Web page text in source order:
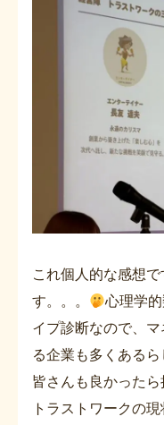
これ個人的な感想
す。。。
心理学
イプ診断なので、
る企業も多くある
皆さんも良かった
トラストワークの